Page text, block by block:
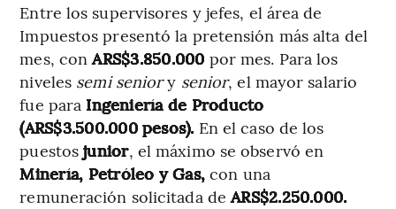
Entre los supervisores y jefes, el área de
Impuestos presentó la pretensión más alta del
mes, conARS$3.850.000 por mes. Para los
niveles semi seniory senior, el mayor salario
fue para Ingeniería de Producto
(ARS$3.500.000 pesos). En el caso de los
puestosjunior, el máximo se observó en
Minería, Petróleo y Gas, con una
remuneración solicitada deARS$2.250.000.